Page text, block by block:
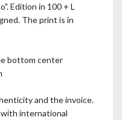
Edition in 100 + L
The print is in
bottom center
and the invoice.
international